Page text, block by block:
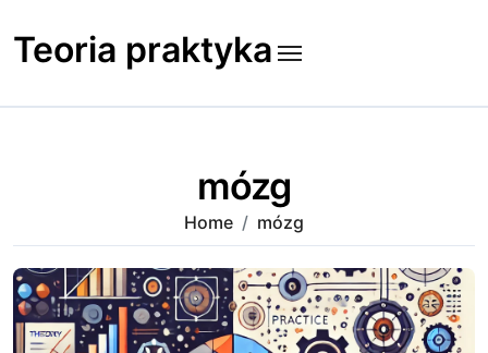
to
content
Teoria praktyka
mózg
Home mózg